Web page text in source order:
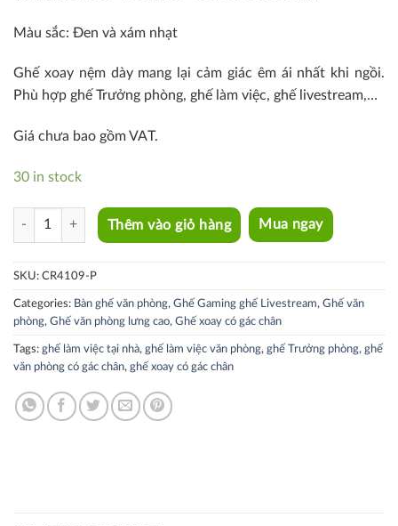
Màu sắc: Đen và xám nhạt
Ghế xoay nệm dày mang lại cảm giác êm ái nhất khi ngồi.
Phù hợp ghế Trưởng phòng, ghế làm việc, ghế livestream,…
Giá chưa bao gồm VAT.
30 in stock
CR4109-P quantity
Thêm vào giỏ hàng Mua ngay
SKU: CR4109-P
Categories: Bàn ghế văn phòng, Ghế Gaming ghế Livestream, Ghế văn
phòng, Ghế văn phòng lưng cao, Ghế xoay có gác chân
Tags: ghế làm việc tại nhà, ghế làm việc văn phòng, ghế Trưởng phòng, ghế
văn phòng có gác chân, ghế xoay có gác chân